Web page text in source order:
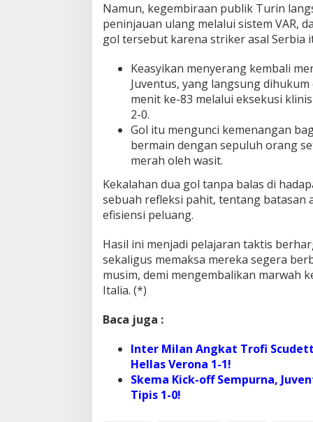
Namun, kegembiraan publik Turin
peninjauan ulang melalui sistem VAR,
gol tersebut karena striker asal Serbia
Keasyikan menyerang kembali
Juventus, yang langsung dihukum
menit ke-83 melalui eksekusi
2-0.
Gol itu mengunci kemenangan
bermain dengan sepuluh orang
merah oleh wasit.
Kekalahan dua gol tanpa balas di
sebuah refleksi pahit, tentang batasan
efisiensi peluang.
Hasil ini menjadi pelajaran taktis
sekaligus memaksa mereka segera
musim, demi mengembalikan marwah
Italia. (*)
Baca juga :
Inter Milan Angkat Trofi
Hellas Verona 1-1!
Skema Kick-off Sempurna,
Tipis 1-0!